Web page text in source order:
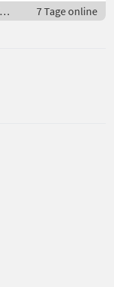
7 Tage online